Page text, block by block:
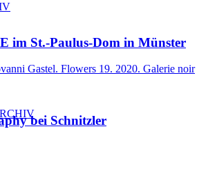
im St.-Paulus-Dom in Münster
bei Schnitzler